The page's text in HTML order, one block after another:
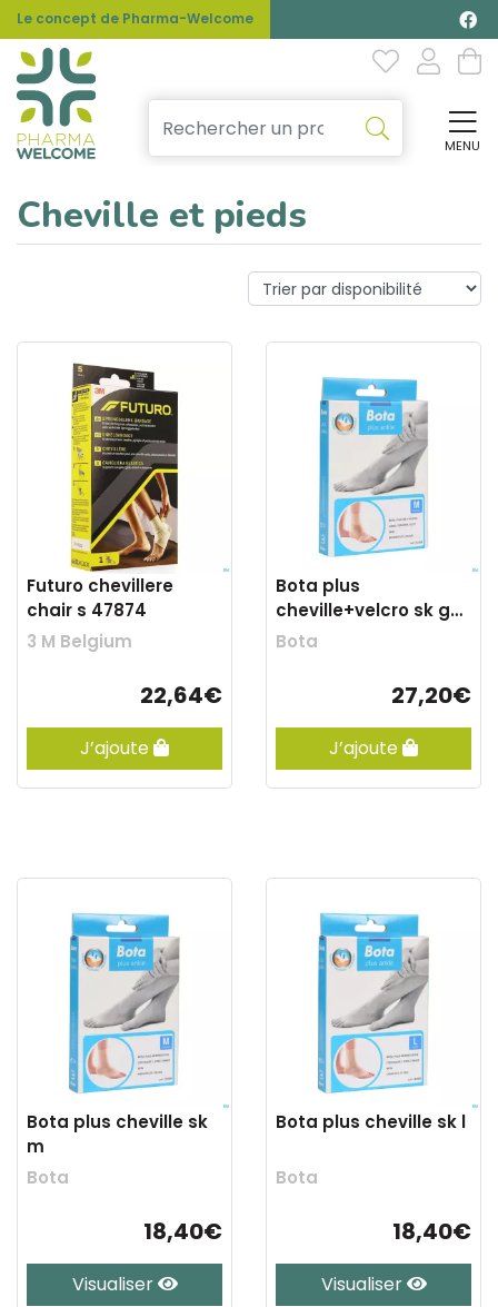
Le concept de Pharma-Welcome
MENU
Cheville et pieds
Futuro chevillere
chair s 47874
3 M Belgium
22,64€
J’ajoute
Bota plus
cheville+velcro sk ga
m
Bota
27,20€
J’ajoute
Bota plus cheville sk
m
Bota
18,40€
Visualiser
Bota plus cheville sk l
Bota
18,40€
Visualiser